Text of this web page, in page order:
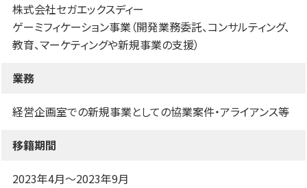
株式会社セガエックスディー
ゲーミフィケーション事業（開発業務委託、コンサルティング、
教育、マーケティングや新規事業の支援）
業務
経営企画室での新規事業としての協業案件・アライアンス等
移籍期間
2023年4月～2023年9月